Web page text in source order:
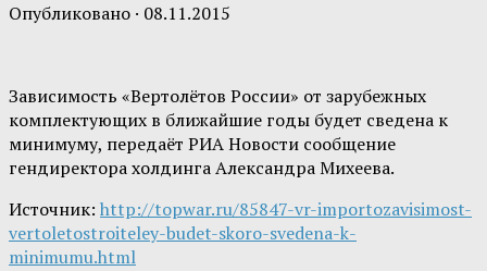
Опубликовано · 08.11.2015
Зависимость «Вертолётов России» от зарубежных
комплектующих в ближайшие годы будет сведена к
минимуму, передаёт РИА Новости сообщение
гендиректора холдинга Александра Михеева.
Источник: http://topwar.ru/85847-vr-importozavisimost-
vertoletostroiteley-budet-skoro-svedena-k-
minimumu.html